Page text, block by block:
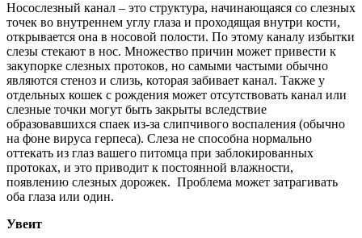
Носослезный канал – это структура, начинающаяся со слезных
точек во внутреннем углу глаза и проходящая внутри кости,
открывается она в носовой полости. По этому каналу избытки
слезы стекают в нос. Множество причин может привести к
закупорке слезных протоков, но самыми частыми обычно
являются стеноз и слизь, которая забивает канал. Также у
отдельных кошек с рождения может отсутствовать канал или
слезные точки могут быть закрыты вследствие
образовавшихся спаек из-за слипчивого воспаления (обычно
на фоне вируса герпеса). Слеза не способна нормально
оттекать из глаз вашего питомца при заблокированных
протоках, и это приводит к постоянной влажности,
появлению слезных дорожек. Проблема может затрагивать
оба глаза или один.
Увеит